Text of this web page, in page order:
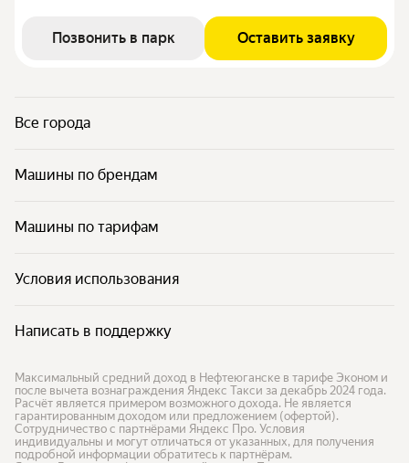
Позвонить в парк Оставить заявку
Все города
Машины по брендам
Машины по тарифам
Условия использования
Написать в поддержку
Максимальный средний доход в Нефтеюганске в тарифе Эконом и
после вычета вознаграждения Яндекс Такси за декабрь 2024 года.
Расчёт является примером возможного дохода. Не является
гарантированным доходом или предложением (офертой).
Сотрудничество с партнёрами Яндекс Про. Условия
индивидуальны и могут отличаться от указанных, для получения
подробной информации обратитесь к партнёрам.